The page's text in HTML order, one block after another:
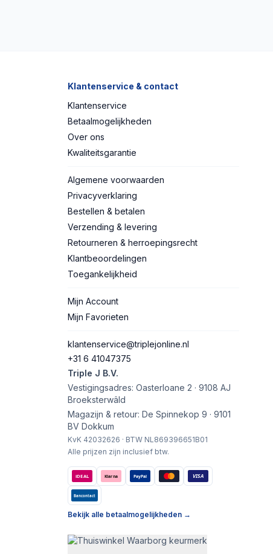
Klantenservice & contact
Klantenservice
Betaalmogelijkheden
Over ons
Kwaliteitsgarantie
Algemene voorwaarden
Privacyverklaring
Bestellen & betalen
Verzending & levering
Retourneren & herroepingsrecht
Klantbeoordelingen
Toegankelijkheid
Mijn Account
Mijn Favorieten
klantenservice@triplejonline.nl
+31 6 41047375
Triple J B.V.
Vestigingsadres: Oasterloane 2 · 9108 AJ
Broeksterwâld
Magazijn & retour: De Spinnekop 9 · 9101
BV Dokkum
KvK 42032626 · BTW NL869396651B01
Alle prijzen zijn inclusief btw.
iDEAL Klarna PayPal VISA
Bancontact
Bekijk alle betaalmogelijkheden →